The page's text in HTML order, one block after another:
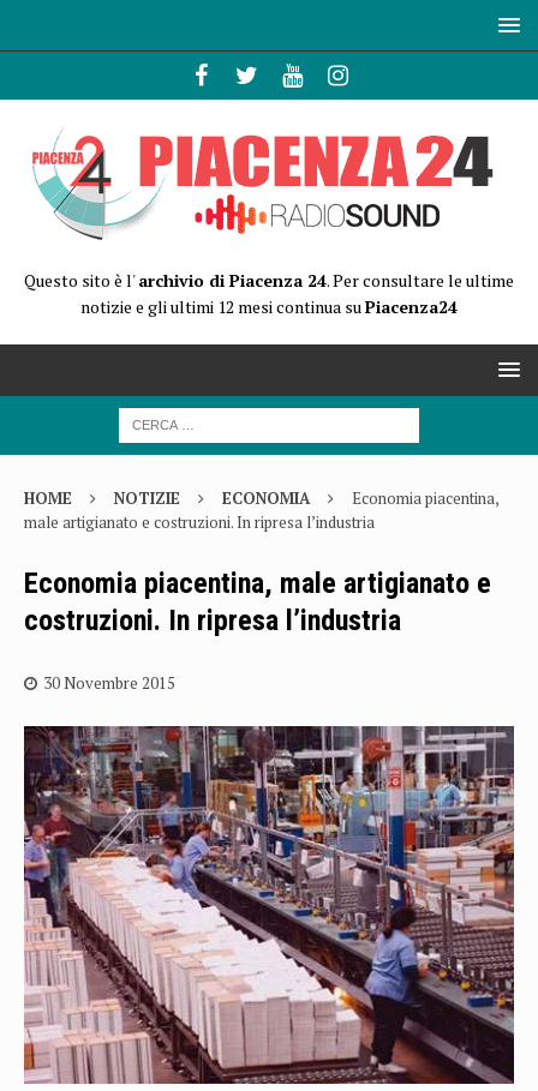
Questo sito è l'archivio di Piacenza 24. Per consultare le ultime
notizie e gli ultimi 12 mesi continua suPiacenza24
HOME NOTIZIE ECONOMIA
Economia piacentina,
male artigianato e costruzioni. In ripresa l’industria
Economia piacentina, male artigianato e
costruzioni. In ripresa l’industria
30 Novembre 2015